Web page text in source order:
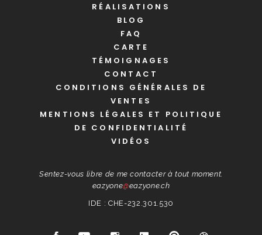
RÉALISATIONS
BLOG
FAQ
CARTE
TÉMOIGNAGES
CONTACT
CONDITIONS GÉNÉRALES DE
VENTES
MENTIONS LÉGALES ET POLITIQUE
DE CONFIDENTIALITÉ
VIDÉOS
Sentez-vous libre de me contacter à tout moment.
eazyone@eazyone.ch
IDE : CHE-232.301.530